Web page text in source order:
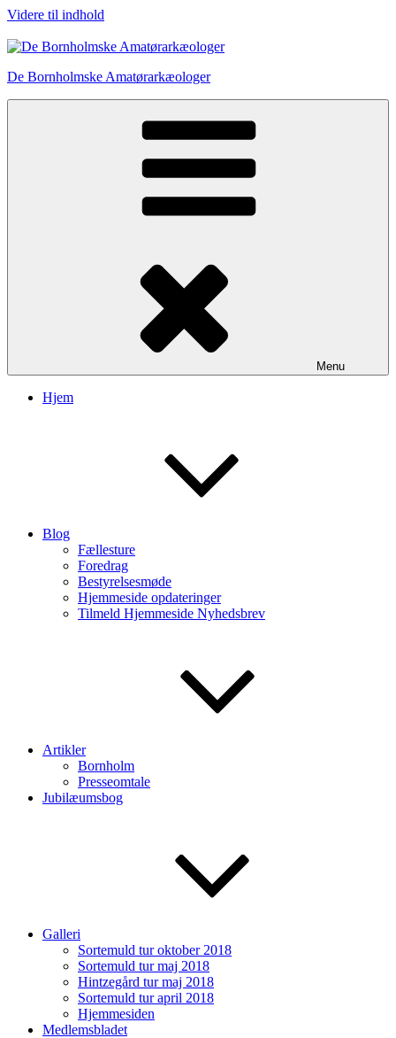
Videre til indhold
De Bornholmske Amatørarkæologer
Menu
Hjem
Blog
Fællesture
Foredrag
Bestyrelsesmøde
Hjemmeside opdateringer
Tilmeld Hjemmeside Nyhedsbrev
Artikler
Bornholm
Presseomtale
Jubilæumsbog
Galleri
Sortemuld tur oktober 2018
Sortemuld tur maj 2018
Hintzegård tur maj 2018
Sortemuld tur april 2018
Hjemmesiden
Medlemsbladet